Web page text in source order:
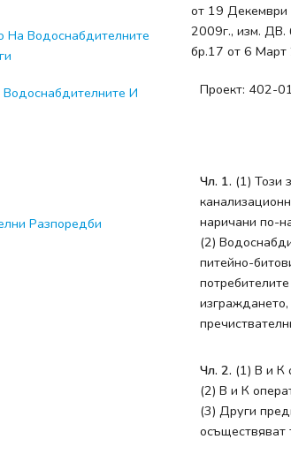
На Водоснабдителните
И
Разпоредби
от 19
2009г., изм.
бр.17 от 6
Проект: 402-
Чл. 1. (1) Този
наричани по-
(2)
питейно-
Чл. 2. (1) В и К
(2) В и К
(3) Други
осъществяват